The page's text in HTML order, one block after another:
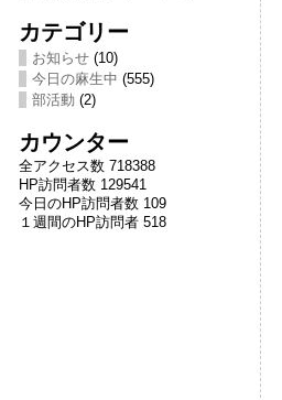
カテゴリー
お知らせ(10)
今日の麻生中 (555)
部活動 (2)
カウンター
全アクセス数 718388
HP訪問者数 129541
今日のHP訪問者数 109
１週間のHP訪問者 518